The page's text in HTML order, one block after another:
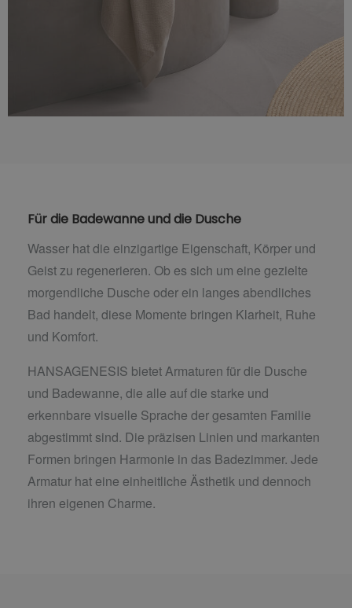
Für die Badewanne und die Dusche
Wasser hat die einzigartige Eigenschaft, Körper und
Geist zu regenerieren. Ob es sich um eine gezielte
morgendliche Dusche oder ein langes abendliches
Bad handelt, diese Momente bringen Klarheit, Ruhe
und Komfort.
HANSAGENESIS bietet Armaturen für die Dusche
und Badewanne, die alle auf die starke und
erkennbare visuelle Sprache der gesamten Familie
abgestimmt sind. Die präzisen Linien und markanten
Formen bringen Harmonie in das Badezimmer. Jede
Armatur hat eine einheitliche Ästhetik und dennoch
ihren eigenen Charme.